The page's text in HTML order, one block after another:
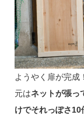
ようやく扉が完成！
元はネットが張っ
けでそれっぽさ10